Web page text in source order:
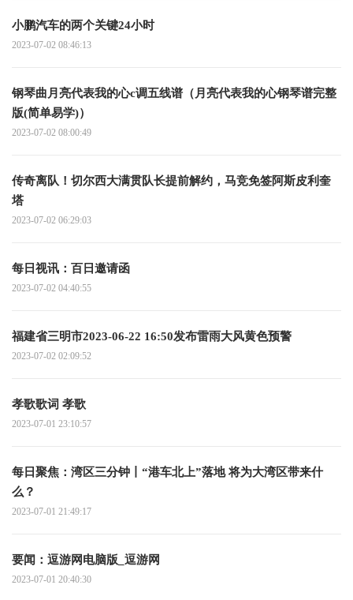
小鹏汽车的两个关键24小时
2023-07-02 08:46:13
钢琴曲月亮代表我的心c调五线谱（月亮代表我的心钢琴谱完整
版(简单易学)）
2023-07-02 08:00:49
传奇离队！切尔西大满贯队长提前解约，马竞免签阿斯皮利奎
塔
2023-07-02 06:29:03
每日视讯：百日邀请函
2023-07-02 04:40:55
福建省三明市2023-06-22 16:50发布雷雨大风黄色预警
2023-07-02 02:09:52
孝歌歌词 孝歌
2023-07-01 23:10:57
每日聚焦：湾区三分钟丨“港车北上”落地 将为大湾区带来什
么？
2023-07-01 21:49:17
要闻：逗游网电脑版_逗游网
2023-07-01 20:40:30